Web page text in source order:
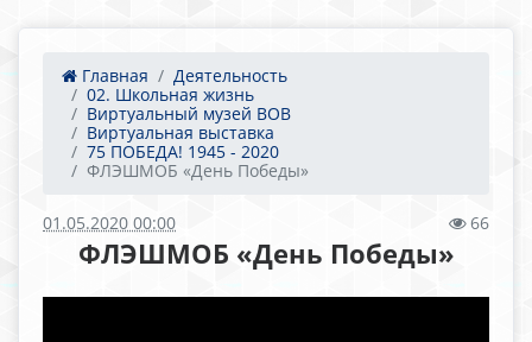
Главная
Деятельность
02. Школьная жизнь
Виртуальный музей ВОВ
Виртуальная выставка
75 ПОБЕДА! 1945 - 2020
ФЛЭШМОБ «День Победы»
01.05.2020 00:00 66
ФЛЭШМОБ «День Победы»